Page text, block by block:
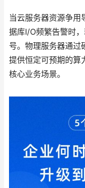
当云服务器资源争用
据库I/O频繁告警时
号。物理服务器通过
提供恒定可预期的算
核心业务场景。